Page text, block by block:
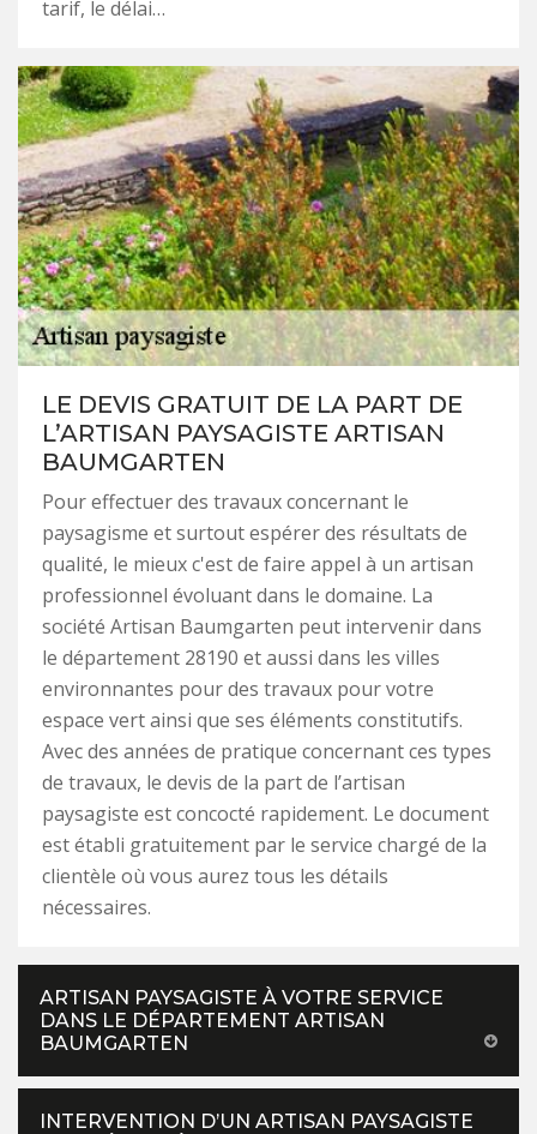
tarif, le délai…
LE DEVIS GRATUIT DE LA PART DE
L’ARTISAN PAYSAGISTE ARTISAN
BAUMGARTEN
Pour effectuer des travaux concernant le
paysagisme et surtout espérer des résultats de
qualité, le mieux c'est de faire appel à un artisan
professionnel évoluant dans le domaine. La
société Artisan Baumgarten peut intervenir dans
le département 28190 et aussi dans les villes
environnantes pour des travaux pour votre
espace vert ainsi que ses éléments constitutifs.
Avec des années de pratique concernant ces types
de travaux, le devis de la part de l’artisan
paysagiste est concocté rapidement. Le document
est établi gratuitement par le service chargé de la
clientèle où vous aurez tous les détails
nécessaires.
ARTISAN PAYSAGISTE À VOTRE SERVICE
DANS LE DÉPARTEMENT ARTISAN
BAUMGARTEN
INTERVENTION D’UN ARTISAN PAYSAGISTE